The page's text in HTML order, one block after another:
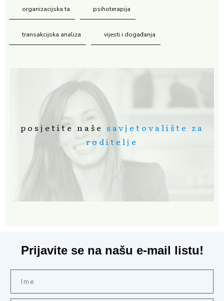
organizacijska ta psihoterapija
transakcijska analiza vijesti i događanja
posjetite naše savjetovalište za
roditelje
Prijavite se na našu e-mail listu!